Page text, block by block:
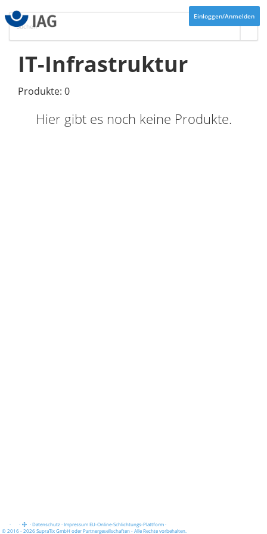
Einloggen/Anmelden
IT-Infrastruktur
Produkte: 0
Hier gibt es noch keine Produkte.
· · ·Datenschutz·Impressum EU-Online-Schlichtungs-Plattform·
© 2016 - 2026 SupraTix GmbH oder Partnergesellschaften - Alle Rechte vorbehalten.